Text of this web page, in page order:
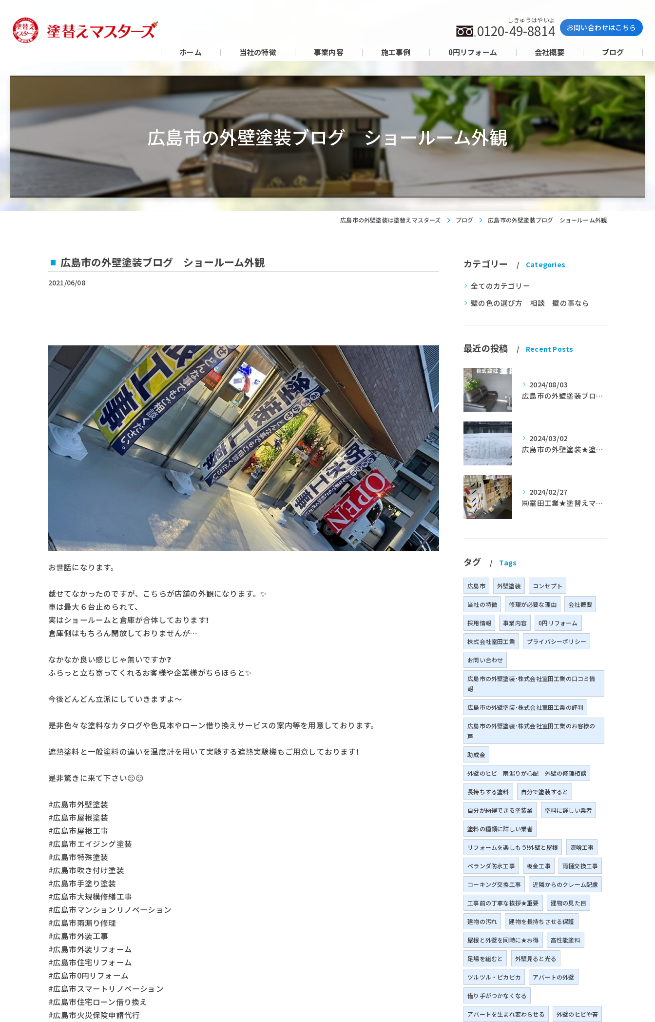
しきゅうはやいよ
0120-49-8814 お問い合わせはこちら
ホーム 当社の特徴 事業内容 施工事例 0円リフォーム 会社概要 ブログ
広島市の外壁塗装ブログ ショールーム外観
広島市の外壁塗装は塗替えマスターズ ブログ 広島市の外壁塗装ブログ ショールーム外観
広島市の外壁塗装ブログ ショールーム外観
2021/06/08
お世話になります。
載せてなかったのですが、こちらが店舗の外観になります。✨
車は最大６台止められて、
実はショールームと倉庫が合体しております❗️
倉庫側はもちろん開放しておりませんが…
なかなか良い感じじゃ無いですか❓
ふらっと立ち寄ってくれるお客様や企業様がちらほらと✨
今後どんどん立派にしていきますよ〜
是非色々な塗料なカタログや色見本やローン借り換えサービスの案内等を用意しております。
遮熱塗料と一般塗料の違いを温度計を用いて実験する遮熱実験機もご用意しております❗️
是非驚きに来て下さい😌😌
#広島市外壁塗装
#広島市屋根塗装
#広島市屋根工事
#広島市エイジング塗装
#広島市特殊塗装
#広島市吹き付け塗装
#広島市手塗り塗装
#広島市大規模修繕工事
#広島市マンションリノベーション
#広島市雨漏り修理
#広島市外装工事
#広島市外装リフォーム
#広島市住宅リフォーム
#広島市0円リフォーム
#広島市スマートリノベーション
#広島市住宅ローン借り換え
#広島市火災保険申請代行
カテゴリー Categories
全てのカテゴリー
壁の色の選び方 相談 壁の事なら
最近の投稿 Recent Posts
2024/08/03
広島市の外壁塗装ブログ★室田工業★塗替えマスターズ★外壁リフォーム
2024/03/02
広島市の外壁塗装★塗替えマスターズ★ブログ「初めて家を手入れするのに」
2024/02/27
㈱室田工業★塗替えマスターズ★築35年以上のお宅の施工事例
タグ Tags
広島市 外壁塗装 コンセプト
当社の特徴 修理が必要な理由 会社概要
採用情報 事業内容 0円リフォーム
株式会社室田工業 プライバシーポリシー
お問い合わせ
広島市の外壁塗装･株式会社室田工業の口コミ情
報
広島市の外壁塗装･株式会社室田工業の評判
広島市の外壁塗装･株式会社室田工業のお客様の
声
助成金
外壁のヒビ 雨漏りが心配 外壁の修理相談
長持ちする塗料 自分で塗装すると
自分が納得できる塗装業 塗料に詳しい業者
塗料の種類に詳しい業者
リフォームを楽しもう!外壁と屋根 漆喰工事
ベランダ防水工事 板金工事 雨樋交換工事
コーキング交換工事 近隣からのクレーム配慮
工事前の丁寧な挨拶★重要 建物の見た目
建物の汚れ 建物を長持ちさせる保護
屋根と外壁を同時に★お得 高性能塗料
足場を組むと 外壁見ると光る
ツルツル・ピカピカ アパートの外壁
借り手がつかなくなる
アパートを生まれ変わらせる 外壁のヒビや苔